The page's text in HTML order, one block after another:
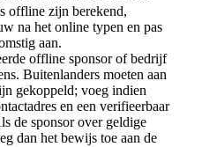
offline zijn berekend,
na het online typen en pas
aan.
offline sponsor of bedrijf
Buitenlanders moeten aan
gekoppeld; voeg indien
en een verifieerbaar
de sponsor over geldige
dan het bewijs toe aan de